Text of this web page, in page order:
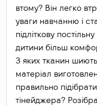
втому? Він легко
уваги навчанню і
підліткову
дитини більш
З яких тканин
матеріал
правильно
тінейджера?